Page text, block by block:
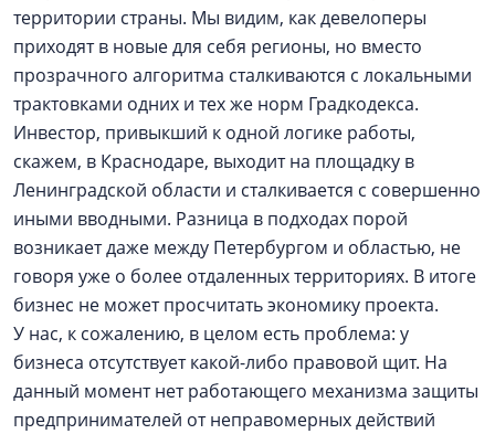
территории страны. Мы видим, как девелоперы
приходят в новые для себя регионы, но вместо
прозрачного алгоритма сталкиваются с локальными
трактовками одних и тех же норм Градкодекса.
Инвестор, привыкший к одной логике работы,
скажем, в Краснодаре, выходит на площадку в
Ленинградской области и сталкивается с совершенно
иными вводными. Разница в подходах порой
возникает даже между Петербургом и областью, не
говоря уже о более отдаленных территориях. В итоге
бизнес не может просчитать экономику проекта.
У нас, к сожалению, в целом есть проблема: у
бизнеса отсутствует какой-либо правовой щит. На
данный момент нет работающего механизма защиты
предпринимателей от неправомерных действий